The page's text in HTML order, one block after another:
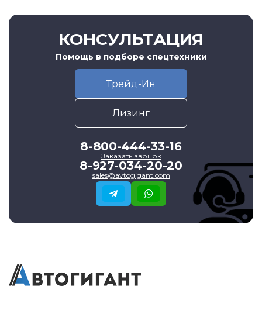
КОНСУЛЬТАЦИЯ
Помощь в подборе спецтехники
Трейд-Ин
Лизинг
8-800-444-33-16
Заказать звонок
8-927-034-20-20
sales@avtogigant.com